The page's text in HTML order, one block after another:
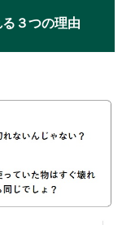
３つの理由